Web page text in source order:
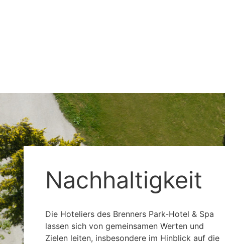
Nachhaltigkeit
Die Hoteliers des Brenners Park-Hotel & Spa
lassen sich von gemeinsamen Werten und
Zielen leiten, insbesondere im Hinblick auf die